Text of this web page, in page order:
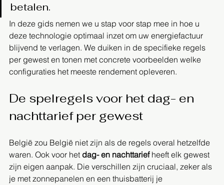
betalen.
In deze gids nemen we u stap voor stap mee in hoe u
deze technologie optimaal inzet om uw energiefactuur
blijvend te verlagen. We duiken in de specifieke regels
per gewest en tonen met concrete voorbeelden welke
configuraties het meeste rendement opleveren.
De spelregels voor het dag- en
nachttarief per gewest
België zou België niet zijn als de regels overal hetzelfde
waren. Ook voor het dag- en nachttarief heeft elk gewest
zijn eigen aanpak. Die verschillen zijn cruciaal, zeker als
je met zonnepanelen en een thuisbatterij je